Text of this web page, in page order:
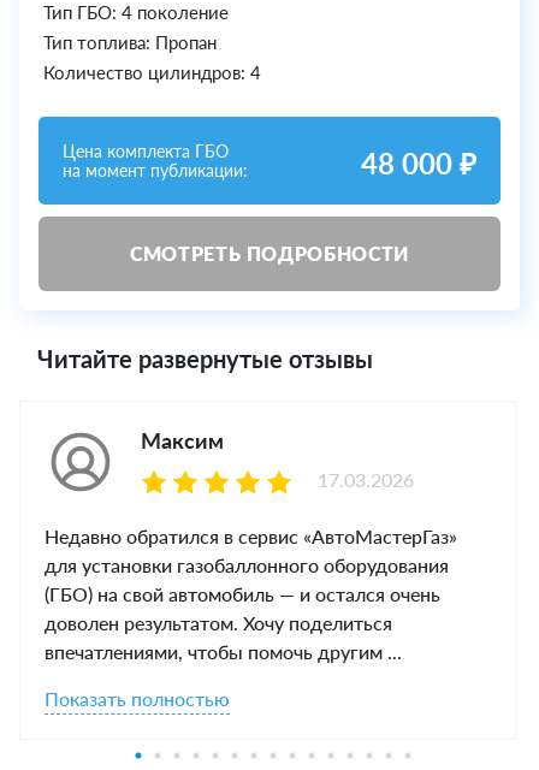
Тип ГБО: 4 поколение
Тип топлива: Пропан
Количество цилиндров: 4
Цена комплекта ГБО
на момент публикации:
48 000 ₽
СМОТРЕТЬ ПОДРОБНОСТИ
Читайте развернутые отзывы
Максим
Недавно обратился в сервис «АвтоМастерГаз»
для установки газобаллонного оборудования
(ГБО) на свой автомобиль — и остался очень
доволен результатом. Хочу поделиться
впечатлениями, чтобы помочь другим ...
Показать полностью
17.03.2026